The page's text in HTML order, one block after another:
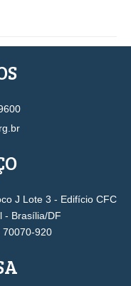
J Lote 3 - Edifício CFC
- Brasília/DF
70070-920